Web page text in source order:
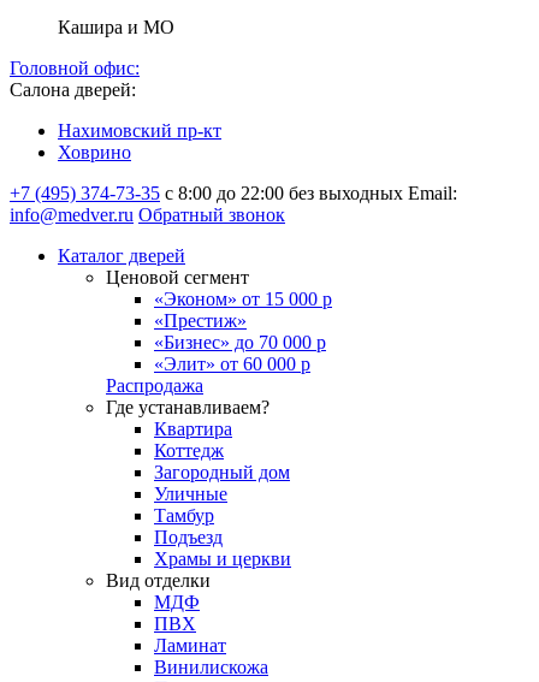
Кашира и МО
Головной офис:
Салона дверей:
Нахимовский пр-кт
Ховрино
+7 (495) 374-73-35 с 8:00 до 22:00 без выходных Email:
info@medver.ru Обратный звонок
Каталог дверей
Ценовой сегмент
«Эконом» от 15 000 р
«Престиж»
«Бизнес» до 70 000 р
«Элит» от 60 000 р
Распродажа
Где устанавливаем?
Квартира
Коттедж
Загородный дом
Уличные
Тамбур
Подъезд
Храмы и церкви
Вид отделки
МДФ
ПВХ
Ламинат
Винилискожа